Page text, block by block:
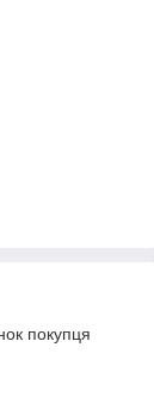
покупця